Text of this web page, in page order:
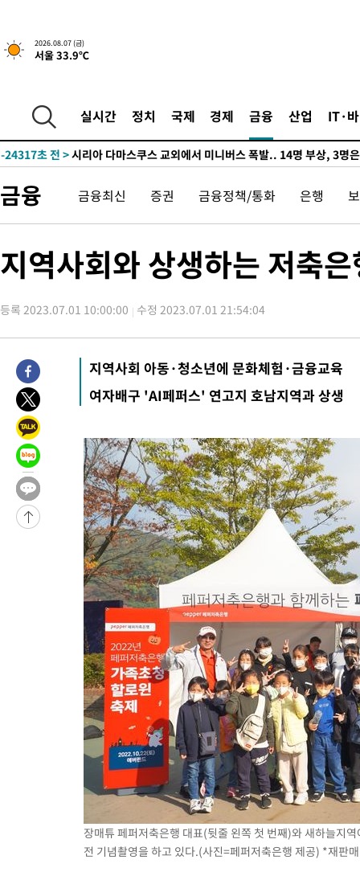
2026.08.07 (금)
서울 33.9℃
실시간 정치 국제 경제 금융 산업 IT·
-27647초 전 >[속보]합수본, '투표율 허위 입력' 중앙·서울·경기도 선관위
압수수색
-27402초 전 >[속보]원·달러 환율, 오전 9시 1423.8원
-27184초 전 >
[속보]코스닥, 5.95포인트(0.74%) 상승한 807.62개장
-27152초 전 >
-24317초 전 >시리아 다마스쿠스 교외에서 미니버스 폭발.. 14명 부상, 3명
-18579초 전 >
이란, 호르무즈서 "적국 목표물들"과 대치로 남부 케슘섬에서
-17294초 전 >[속보]美, 폴리실리콘 수입 규제…파생제품 15% 관세, 120일
-13145초 전 >[속보] 뉴욕증시, 일제 하락 마감…나스닥 0.06%↓
-30079초 전 >[속보]'300억원대 사기 혐의' 차가원 대표 구속 송치
-29273초 전 >"미 전국적 살모네라 식중독 원인은 멕시코산 할라피뇨"--
-27786초 전 >
[속보]경찰·노동부, HL만도 평택사업장 끼임 사망 관련 압수
-27667초 전 >
[속보]합수본, '투표율 허위 입력' 중앙·서울·경기도 선관위
압수수색
-27422초 전 >
[속보]원·달러 환율, 오전 9시 1423.8원
-27218초 전 >
-27204초 전 >
[속보]코스닥, 5.95포인트(0.74%) 상승한 807.62개장
-27172초 전 >
[속보]코스피, 6300선 재탈환…1.09% 오른 6365.07 개장
-24337초 전 >
시리아 다마스쿠스 교외에서 미니버스 폭발.. 14명 부상, 3명
-23635초 전 >
입추에도 극한더위…서울 낮 39도 '폭염중대경보'
이란, 호르무즈서 "적국 목표물들"과 대치로 남부 케슘섬에서
[속보]美, 폴리실리콘 수입 규제…파생제품 15% 관세, 120일
[속보]트럼프, 美 원정출산 금지 행정명령 서명
[속보] 뉴욕증시, 일제 하락 마감…나스닥 0.06%↓
금융 금융최신 증권 금융정책/통화 은행
지역사회와 상생하는 저축
등록 2023.07.01 10:00:00 수정 2023.07.01 21:54:04
지역사회 아동·청소년에 문화체험·금융교육
여자배구 'AI페퍼스' 연고지 호남지역과 상생
장매튜 페퍼저축은행 대표(뒷줄 왼쪽 첫 번째)와 새하늘지
전 기념촬영을 하고 있다.(사진=페퍼저축은행 제공) *재판